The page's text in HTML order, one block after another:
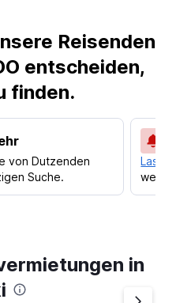
Reisenden
entscheiden,
finden.
von Dutzenden
Suche.
Lass
in